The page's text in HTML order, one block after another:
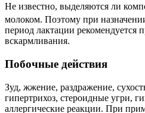
Не известно, выделяются ли
молоком. Поэтому при
период лактации рекомендуется
вскармливания.
Побочные действия
Зуд, жжение, раздражение,
гипертрихоз, стероидные угри,
аллергические реакции. При